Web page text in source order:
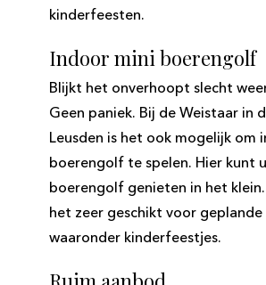
kinderfeesten.
Indoor mini boerengolf
Blijkt het onverhoopt slecht
Geen paniek. Bij de Weistaar in
Leusden is het ook mogelijk om
boerengolf te spelen. Hier kunt
boerengolf genieten in het
het zeer geschikt voor geplande
waaronder kinderfeestjes.